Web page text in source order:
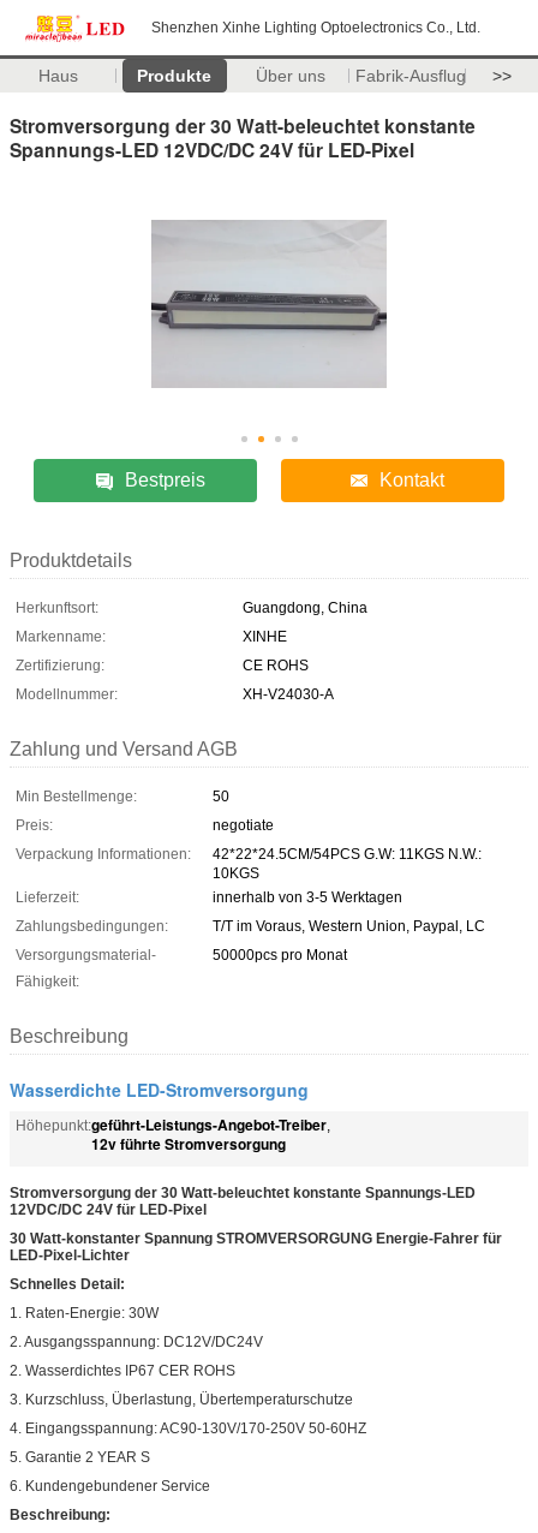
Shenzhen Xinhe Lighting Optoelectronics Co., Ltd.
Haus Produkte Über uns Fabrik-Ausflug >>
Stromversorgung der 30 Watt-beleuchtet konstante
Spannungs-LED 12VDC/DC 24V für LED-Pixel
Bestpreis Kontakt
Produktdetails
Herkunftsort:
Guangdong, China
Markenname:
XINHE
Zertifizierung:
CE ROHS
Modellnummer:
XH-V24030-A
Zahlung und Versand AGB
Min Bestellmenge:
50
Preis:
negotiate
Verpackung Informationen:
42*22*24.5CM/54PCS G.W: 11KGS N.W.:
10KGS
Lieferzeit:
innerhalb von 3-5 Werktagen
Zahlungsbedingungen:
T/T im Voraus, Western Union, Paypal, LC
Versorgungsmaterial-
Fähigkeit:
50000pcs pro Monat
Beschreibung
Wasserdichte LED-Stromversorgung
Höhepunkt:geführt-Leistungs-Angebot-Treiber,
12v führte Stromversorgung
Stromversorgung der 30 Watt-beleuchtet konstante Spannungs-LED
12VDC/DC 24V für LED-Pixel
30 Watt-konstanter Spannung STROMVERSORGUNG Energie-Fahrer für
LED-Pixel-Lichter
Schnelles Detail:
1. Raten-Energie: 30W
2. Ausgangsspannung: DC12V/DC24V
2. Wasserdichtes IP67 CER ROHS
3. Kurzschluss, Überlastung, Übertemperaturschutze
4. Eingangsspannung: AC90-130V/170-250V 50-60HZ
5. Garantie 2 YEAR S
6. Kundengebundener Service
Beschreibung: